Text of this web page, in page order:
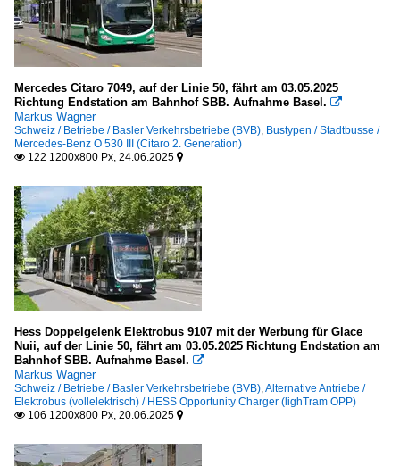
Mercedes Citaro 7049, auf der Linie 50, fährt am 03.05.2025
Richtung Endstation am Bahnhof SBB. Aufnahme Basel. 
Markus Wagner
Schweiz / Betriebe / Basler Verkehrsbetriebe (BVB), Bustypen / Stadtbusse /
Mercedes-Benz O 530 III (Citaro 2. Generation)
 122 1200x800 Px, 24.06.2025 
Hess Doppelgelenk Elektrobus 9107 mit der Werbung für Glace
Nuii, auf der Linie 50, fährt am 03.05.2025 Richtung Endstation am
Bahnhof SBB. Aufnahme Basel. 
Markus Wagner
Schweiz / Betriebe / Basler Verkehrsbetriebe (BVB),Alternative Antriebe /
Elektrobus (vollelektrisch) / HESS Opportunity Charger (lighTram OPP)
 106 1200x800 Px, 20.06.2025 